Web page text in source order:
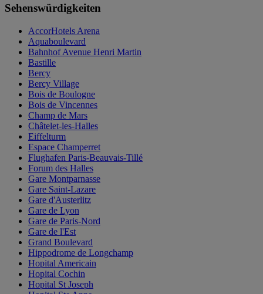
Sehenswürdigkeiten
AccorHotels Arena
Aquaboulevard
Bahnhof Avenue Henri Martin
Bastille
Bercy
Bercy Village
Bois de Boulogne
Bois de Vincennes
Champ de Mars
Châtelet-les-Halles
Eiffelturm
Espace Champerret
Flughafen Paris-Beauvais-Tillé
Forum des Halles
Gare Montparnasse
Gare Saint-Lazare
Gare d'Austerlitz
Gare de Lyon
Gare de Paris-Nord
Gare de l'Est
Grand Boulevard
Hippodrome de Longchamp
Hopital Americain
Hopital Cochin
Hopital St Joseph